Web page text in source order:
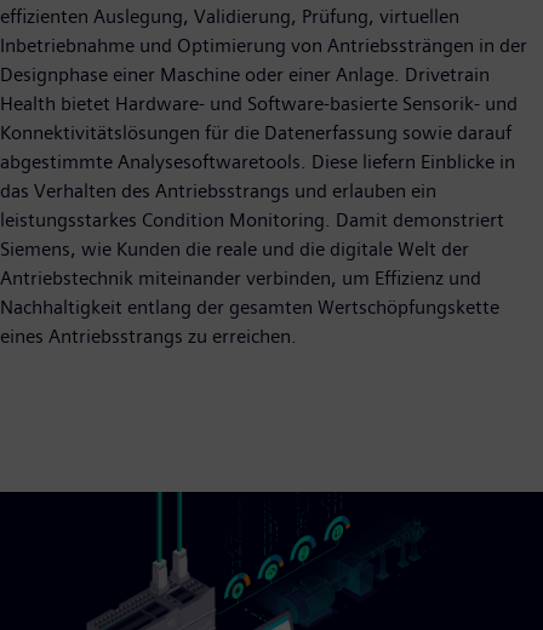
effizienten Auslegung, Validierung, Prüfung, virtuellen
Inbetriebnahme und Optimierung von Antriebssträngen in der
Designphase einer Maschine oder einer Anlage. Drivetrain
Health bietet Hardware- und Software-basierte Sensorik- und
Konnektivitätslösungen für die Datenerfassung sowie darauf
abgestimmte Analysesoftwaretools. Diese liefern Einblicke in
das Verhalten des Antriebsstrangs und erlauben ein
leistungsstarkes Condition Monitoring. Damit demonstriert
Siemens, wie Kunden die reale und die digitale Welt der
Antriebstechnik miteinander verbinden, um Effizienz und
Nachhaltigkeit entlang der gesamten Wertschöpfungskette
eines Antriebsstrangs zu erreichen.